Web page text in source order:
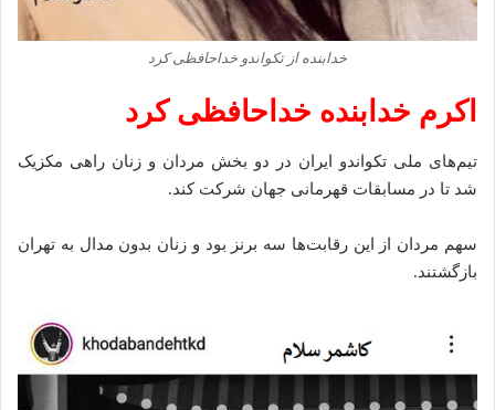
خدابنده از تکواندو خداحافظی کرد
اکرم خدابنده خداحافظی کرد
تیم‌های ملی تکواندو ایران در دو بخش مردان و زنان راهی مکزیک
شد تا در مسابقات قهرمانی جهان شرکت کند.
سهم مردان از این رقابت‌ها سه برنز بود و زنان بدون مدال به تهران
بازگشتند.